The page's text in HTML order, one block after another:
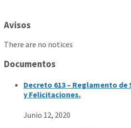
Avisos
There are no notices
Documentos
Decreto 613 – Reglamento
y Felicitaciones.
Junio 12, 2020